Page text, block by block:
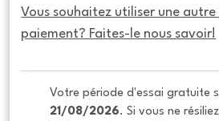
Vous souhaitez utiliser une
paiement? Faites-le nous savoir!
21/08/2026. Si vous ne